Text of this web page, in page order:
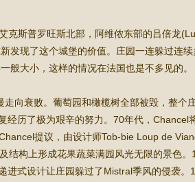
斯普罗旺斯北部，阿维侬东部的吕倍龙
发现了这个城堡的价值。庄园一连躲过连
般大小，这样的情况在法国也是不多见的。
向衰败。葡萄园和橄榄树全部被毁，整个
经历了极为艰辛的努力。70年代，Chancel
提议，由设计师Tob-bie Loup de
结构上形成花果蔬菜满园风光无限的景色
进式设计让庄园躲过了Mistral季风的侵袭。